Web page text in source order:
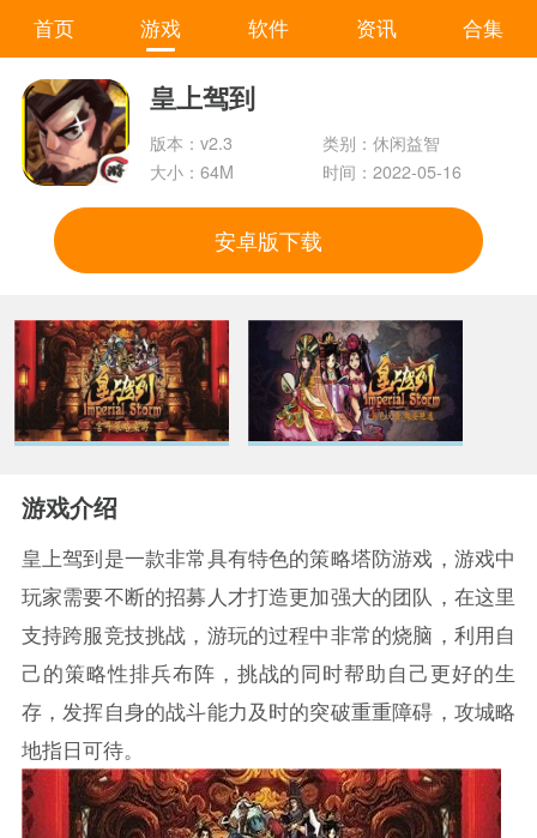
首页 游戏 软件 资讯 合集
皇上驾到
版本：v2.3
类别：休闲益智
大小：64M
时间：2022-05-16
安卓版下载
游戏介绍
皇上驾到是一款非常具有特色的策略塔防游戏，游戏中
玩家需要不断的招募人才打造更加强大的团队，在这里
支持跨服竞技挑战，游玩的过程中非常的烧脑，利用自
己的策略性排兵布阵，挑战的同时帮助自己更好的生
存，发挥自身的战斗能力及时的突破重重障碍，攻城略
地指日可待。